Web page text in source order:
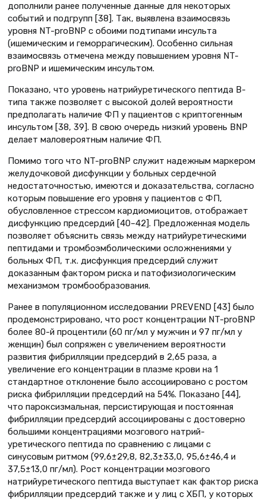
дополнили ранее полученные данные для некоторых
событий и подгрупп [38]. Так, выявлена взаимосвязь
уровня NT-proBNP с обоими подтипами инсульта
(ишемическим и геморрагическим). Особенно сильная
взаимосвязь отмечена между повышением уровня NT-
proBNP и ишемическим инсультом.
Показано, что уровень натрийуретического пептида В-
типа также позволяет с высокой долей вероятности
предполагать наличие ФП у пациентов с криптогенным
инсультом [38, 39]. В свою очередь низкий уровень BNP
делает маловероятным наличие ФП.
Помимо того что NT-proBNP служит надежным маркером
желудочковой дисфункции у больных сердечной
недостаточностью, имеются и доказательства, согласно
которым повышение его уровня у пациентов с ФП,
обусловленное стрессом кардиомиоцитов, отображает
дисфункцию предсердий [40–42]. Предложенная модель
позволяет объяснить связь между натрийуретическими
пептидами и тромбоэмболическими осложнениями у
больных ФП, т.к. дисфункция предсердий служит
доказанным фактором риска и патофизиологическим
механизмом тромбообразования.
Ранее в популяционном исследовании PREVEND [43] было
продемонстрировано, что рост концентрации NT-proBNP
более 80-й процентили (60 пг/мл у мужчин и 97 пг/мл у
женщин) был сопряжен с увеличением вероятности
развития фибрилляции предсердий в 2,65 раза, а
увеличение его концентрации в плазме крови на 1
стандартное отклонение было ассоциировано с ростом
риска фибрилляции предсердий на 54%. Показано [44],
что пароксизмальная, персистирующая и постоянная
фибрилляции предсердий ассоциированы с достоверно
большими концентрациями мозгового натрий-
уретического пептида по сравнению с лицами с
синусовым ритмом (99,6±29,8, 82,3±33,0, 95,6±46,4 и
37,5±13,0 пг/мл). Рост концентрации мозгового
натрийуретического пептида выступает как фактор риска
фибрилляции предсердий также и у лиц с ХБП, у которых